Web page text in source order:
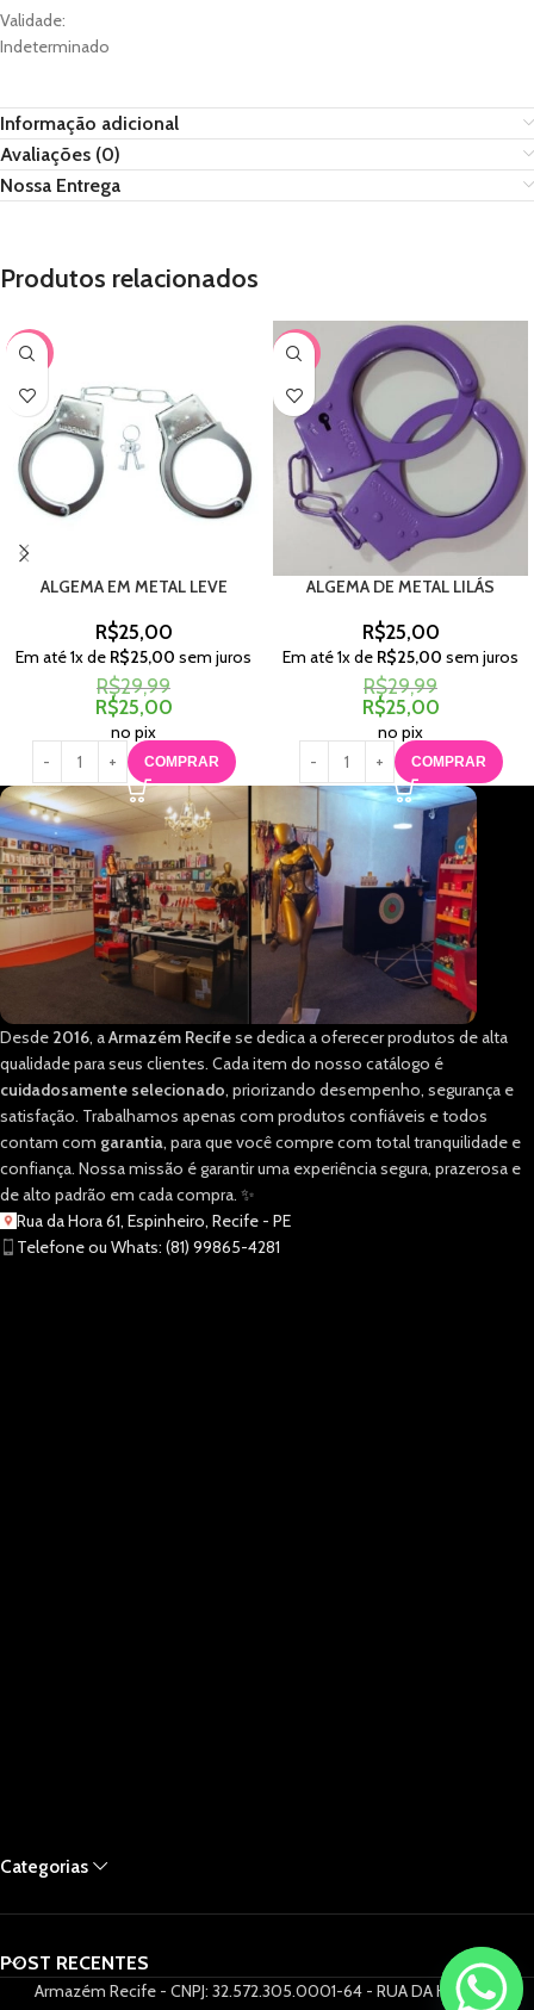
Validade:
Indeterminado
Informação adicional
Avaliações (0)
Nossa Entrega
Produtos relacionados
-17%
ALGEMA EM METAL LEVE
R$25,00
Em até1x de R$25,00 sem juros
R$29,99
R$25,00
no pix
COMPRAR
-17%
ALGEMA DE METAL LILÁS
R$25,00
Em até1x de R$25,00 sem juros
R$29,99
R$25,00
no pix
COMPRAR
Desde 2016, aArmazém Recifese dedica a oferecer produtos de alta
qualidade para seus clientes. Cada item do nosso catálogo é
cuidadosamente selecionado, priorizando desempenho, segurança e
satisfação. Trabalhamos apenas com produtos confiáveis e todos
contam com garantia, para que você compre com total tranquilidade e
confiança. Nossa missão é garantir uma experiência segura, prazerosa e
de alto padrão em cada compra. ✨
Rua da Hora 61, Espinheiro, Recife - PE
Telefone ou Whats: (81) 99865-4281
Categorias
POST RECENTES
Armazém Recife - CNPJ: 32.572.305.0001-64 - RUA DA HORA 61,